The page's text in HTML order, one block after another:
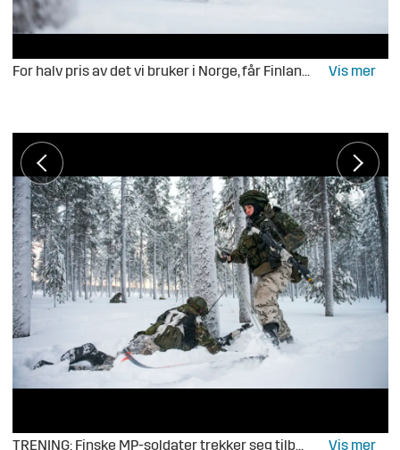
For halv pris av det vi bruker i Norge, får Finland fem ganger så mange soldater.
TRENING: Finske MP-soldater trekker seg tilbake etter å ha blitt\nangrepet i de dype nordfinske skoger.